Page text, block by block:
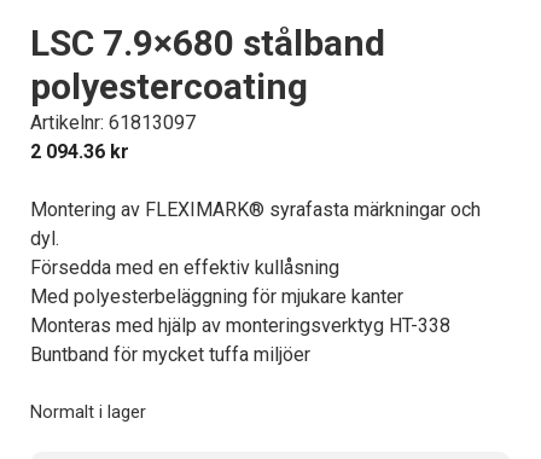
LSC 7.9×680 stålband
polyestercoating
Artikelnr: 61813097
2 094.36 kr
Montering av FLEXIMARK® syrafasta märkningar och
dyl.
Försedda med en effektiv kullåsning
Med polyesterbeläggning för mjukare kanter
Monteras med hjälp av monteringsverktyg HT-338
Buntband för mycket tuffa miljöer
Normalt i lager